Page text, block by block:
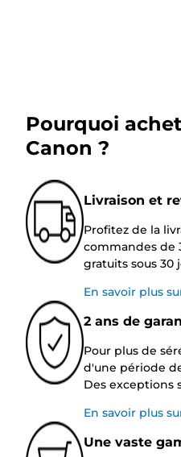
Pourquoi
Canon ?
Livraison et
Profitez de la
commandes de
gratuits sous 30
En savoir plus
2 ans de
Pour plus de
d'une période
Des exceptions
En savoir plus
Une vaste